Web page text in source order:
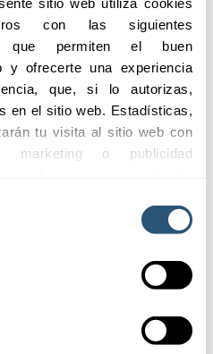
con las siguientes
que permiten el buen
y ofrecerte una experiencia
que, si lo autorizas,
en el sitio web. Estadísticas,
tu visita al sitio web con
marketing o publicidad
los anuncios y medir su
consultar la Política de
03